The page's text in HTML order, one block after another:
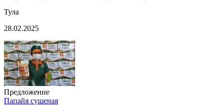
Тула
28.02.2025
Предложение
Папайя сушеная